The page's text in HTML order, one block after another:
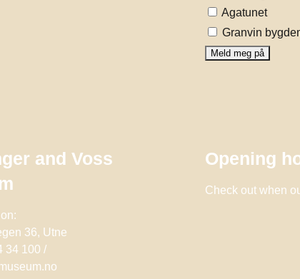
Agatunet
Granvin
and Voss
36, Utne
34 100 /
Opening
Check out when